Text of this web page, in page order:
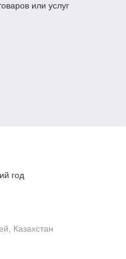
или услуг
год
Казахстан